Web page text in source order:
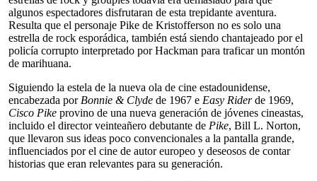
algunos espectadores disfrutaran de esta trepidante aventura.
Resulta que el personaje Pike de Kristofferson no es solo una
estrella de rock esporádica, también está siendo chantajeado por el
policía corrupto interpretado por Hackman para traficar un montón
de marihuana.
Siguiendo la estela de la nueva ola de cine estadounidense,
encabezada por Bonnie & Clyde de 1967 e Easy Riderde 1969,
Cisco Pike provino de una nueva generación de jóvenes cineastas,
incluido el director veinteañero debutante de Pike, Bill L. Norton,
que llevaron sus ideas poco convencionales a la pantalla grande,
influenciados por el cine de autor europeo y deseosos de contar
historias que eran relevantes para su generación.